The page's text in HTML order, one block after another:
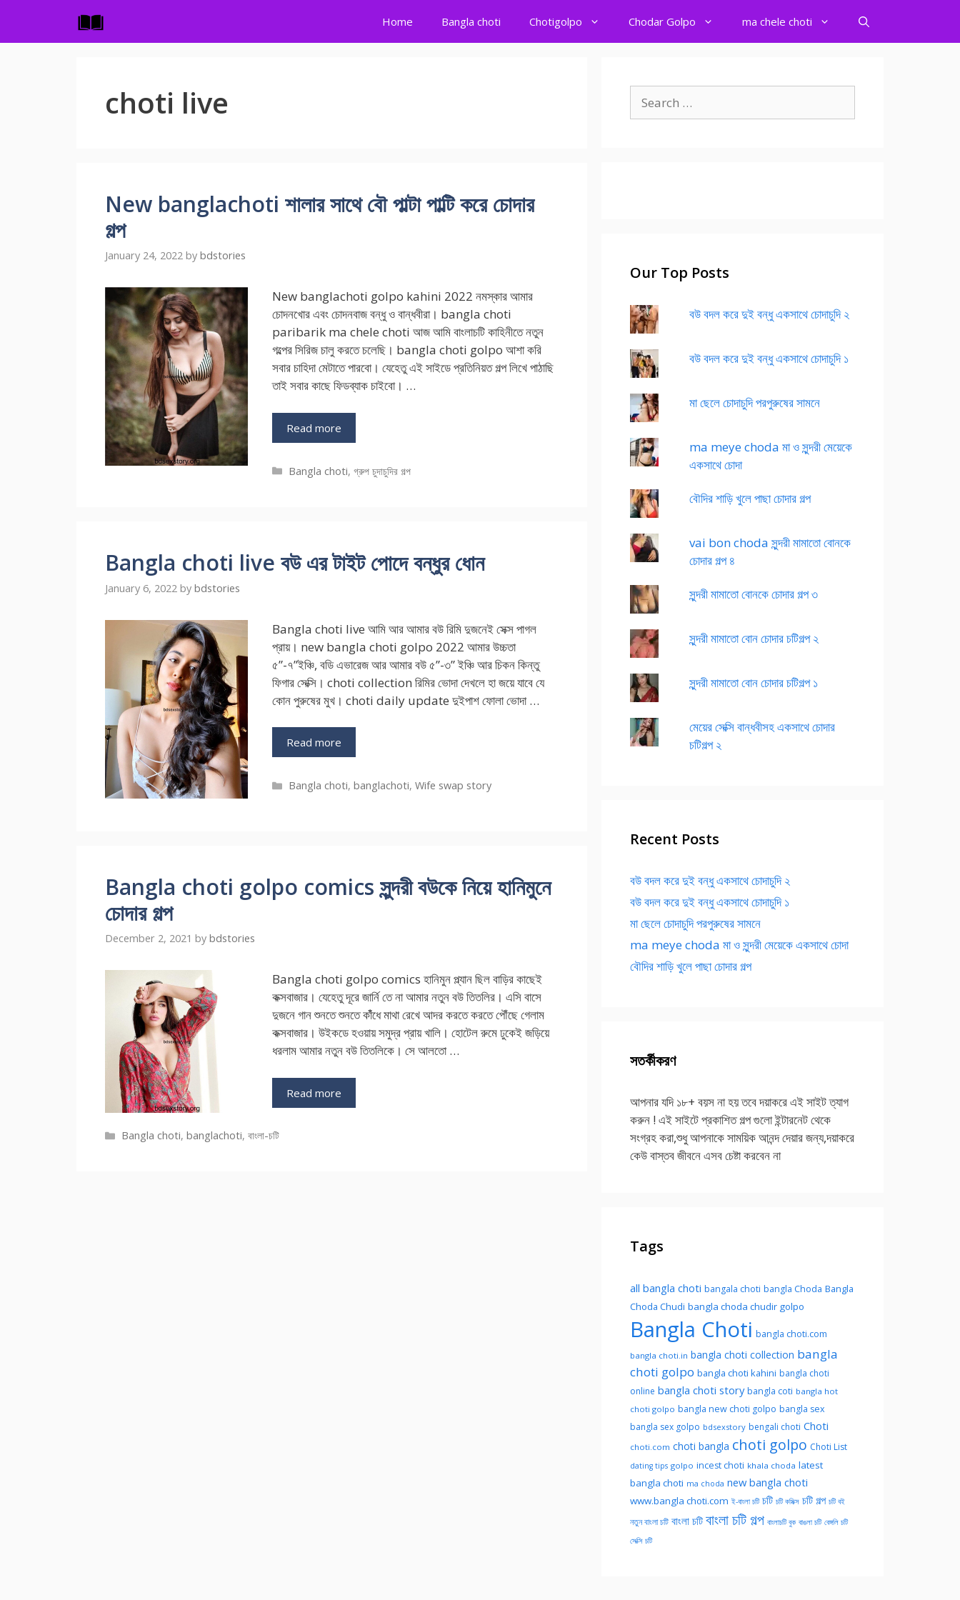
content
Home Bangla choti Chotigolpo Chodar Golpo ma chele choti
choti live
New banglachoti শালার সাথে বৌ পাল্টা পাল্টি করে চোদার
গল্প
January 24, 2022 by bdstories
New banglachoti golpo kahini 2022 নমস্কার আমার
চোদনখোর এবং চোদনবাজ বন্ধু ও বান্ধবীরা। bangla choti
paribarik ma chele choti আজ আমি বাংলাচটি কাহিনীতে নতুন
গল্পের সিরিজ চালু করতে চলেছি। bangla choti golpo আশা করি
সবার চাহিদা মেটাতে পারবো। যেহেতু এই সাইডে প্রতিনিয়ত গল্প লিখে পাঠাছি
তাই সবার কাছে ফিডব্যাক চাইবো। …
Read more
Categories
Bangla choti,গ্রুপ চুদাচুদির গল্প
Bangla choti live বউ এর টাইট পোদে বন্ধুর ধোন
January 6, 2022 by bdstories
Bangla choti live আমি আর আমার বউ রিমি দুজনেই সেক্স পাগল
প্রায়। new bangla choti golpo 2022 আমার উচ্চতা
৫”-৭”ইঞ্চি, বডি এভারেজ আর আমার বউ ৫”-৩” ইঞ্চি আর চিকন কিন্তু
ফিগার সেক্সি। choti collection রিমির ভোদা দেখলে হা জয়ে যাবে যে
কোন পুরুষের মুখ। choti daily update দুইপাশ ফোলা ভোদা …
Read more
Categories
Bangla choti,banglachoti,Wife swap story
Bangla choti golpo comics সুন্দরী বউকে নিয়ে হানিমুনে
চোদার গল্প
December 2, 2021 by bdstories
Bangla choti golpo comics হানিমুন প্ল্যান ছিল বাড়ির কাছেই
কক্সবাজার। যেহেতু দূরে জার্নি তে না আমার নতুন বউ তিতলির। এসি বাসে
দুজনে গান শুনতে শুনতে কাঁঁধে মাথা রেখে আদর করতে করতে পৌঁছে গেলাম
কক্সবাজার। উইকডে হওয়ায় সমুদ্র প্রায় খালি। হোটেল রুমে ঢুকেই জড়িয়ে
ধরলাম আমার নতুন বউ তিতলিকে। সে আলতো …
Read more
Categories
Bangla choti,banglachoti,বাংলা-চটি
for:
Our Top Posts
বউ বদল করে দুই বন্ধু একসাথে চোদাচুদি ২
বউ বদল করে দুই বন্ধু একসাথে চোদাচুদি ১
মা ছেলে চোদাচুদি পরপুরুষের সামনে
ma meye choda মা ও সুন্দরী মেয়েকে
একসাথে চোদা
বৌদির শাড়ি খুলে পাছা চোদার গল্প
vai bon choda সুন্দরী মামাতো বোনকে
চোদার গল্প ৪
সুন্দরী মামাতো বোনকে চোদার গল্প ৩
সুন্দরী মামাতো বোন চোদার চটিগল্প ২
সুন্দরী মামাতো বোন চোদার চটিগল্প ১
মেয়ের সেক্সি বান্ধবীসহ একসাথে চোদার
চটিগল্প ২
Recent Posts
বউ বদল করে দুই বন্ধু একসাথে চোদাচুদি ২
বউ বদল করে দুই বন্ধু একসাথে চোদাচুদি ১
মা ছেলে চোদাচুদি পরপুরুষের সামনে
ma meye choda মা ও সুন্দরী মেয়েকে একসাথে চোদা
বৌদির শাড়ি খুলে পাছা চোদার গল্প
সতর্কীকরণ
আপনার যদি ১৮+ বয়স না হয় তবে দয়াকরে এই সাইট ত্যাগ
করুন ! এই সাইটে প্রকাশিত গল্প গুলো ইন্টারনেট থেকে
সংগ্রহ করা,শুধু আপনাকে সাময়িক আনন্দ দেয়ার জন্য,দয়াকরে
কেউ বাস্তব জীবনে এসব চেষ্টা করবেন না
Tags
all bangla choti bangala choti bangla Choda Bangla
Choda Chudi bangla choda chudir golpo
Bangla Choti bangla choti.com
bangla choti.in bangla choti collection bangla
choti golpo bangla choti kahini bangla choti
online bangla choti story bangla coti bangla hot
choti golpo bangla new choti golpo bangla sex
bangla sex golpo bdsexstory bengali choti Choti
choti.com choti bangla choti golpo Choti List
dating tips golpo incest choti khala choda latest
bangla choti ma choda new bangla choti
www.bangla choti.com ই-বাংলা চটি চটি চটি কমিক্স চটি গল্প চটি বই
নতুন বাংলা চটি বাংলা চটি বাংলা চটি গল্প বাংলাচটি বুক বাঙলা চটি বেঙ্গলি চটি
সেক্সি চটি